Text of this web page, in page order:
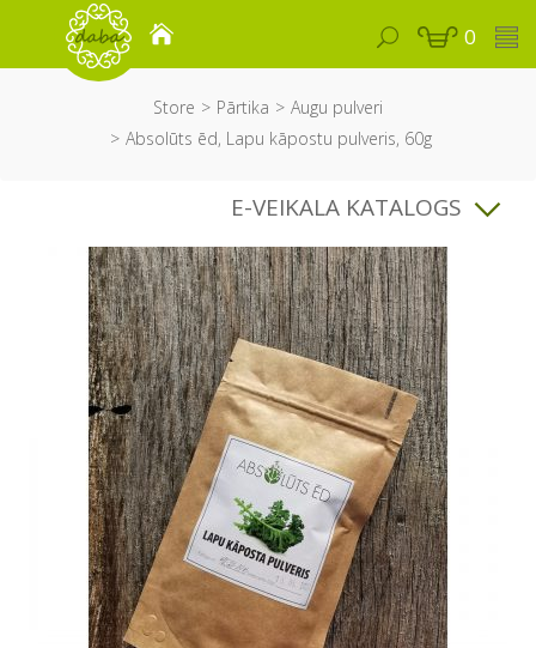
0
Store Pārtika
Augu pulveri
Absolūts ēd, Lapu kāpostu pulveris, 60g
E-VEIKALA KATALOGS